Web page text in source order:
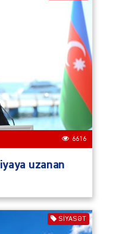
6616
uzanan
SIYASƏT